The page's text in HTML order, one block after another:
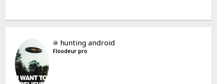
hunting android
Floodeur pro